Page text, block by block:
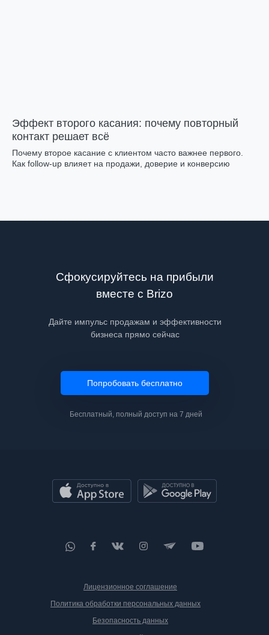
Эффект второго касания: почему повторный
контакт решает всё
Почему второе касание с клиентом часто важнее первого.
Как follow-up влияет на продажи, доверие и конверсию
Лицензионное соглашение
Политика обработки персональных данных
Безопасность данных
Сфокусируйтесь на прибыли
вместе с Brizo
Дайте импульс продажам и эффективности
бизнеса прямо сейчас
Попробовать бесплатно
Бесплатный, полный доступ на 7 дней